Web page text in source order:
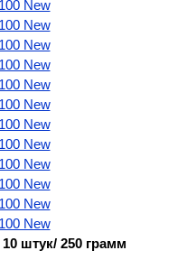
10 штук/ 250 грамм